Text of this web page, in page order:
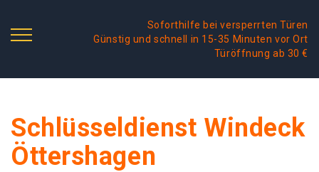
Soforthilfe bei versperrten Türen
Günstig und schnell in 15-35 Minuten vor Ort
Türöffnung ab 30 €
Schlüsseldienst Windeck
Öttershagen